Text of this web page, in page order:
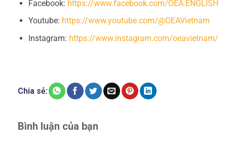
Facebook: https://www.facebook.com/OEA.ENGLISH
Youtube: https://www.youtube.com/@OEAVietnam
Instagram: https://www.instagram.com/oeavietnam/
Chia sẻ:
Bình luận của bạn